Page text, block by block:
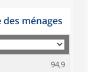
ménages
94,9